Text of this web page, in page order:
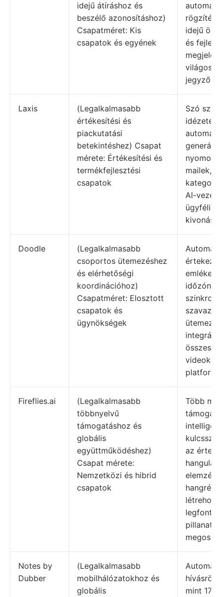
idejű átíráshoz és
beszélő azonosításhoz)
Csapatméret: Kis
csapatok és egyének
rögzítés,
idejű
és fejlett
világos
Laxis
(Legalkalmasabb
értékesítési és
piackutatási
betekintéshez) Csapat
mérete: Értékesítési és
termékfejlesztési
csapatok
Szó
idézetek
generált
mailek,
AI-
kivonás.
Doodle
(Legalkalmasabb
csoportos ütemezéshez
és elérhetőségi
koordinációhoz)
Csapatméret: Elosztott
csapatok és
ügynökségek
időzóna-
összes
Fireflies.ai
(Legalkalmasabb
többnyelvű
támogatáshoz és
globális
együttműködéshez)
Csapat mérete:
Nemzetközi és hibrid
csapatok
Több
az
Notes by
Dubber
(Legalkalmasabb
mobilhálózatokhoz és
globális
mint 170